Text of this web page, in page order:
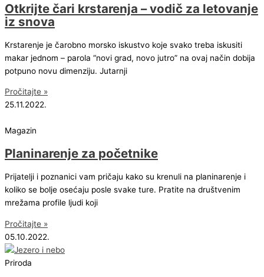
Otkrijte čari krstarenja – vodič za letovanje
iz snova
Krstarenje je čarobno morsko iskustvo koje svako treba iskusiti
makar jednom – parola “novi grad, novo jutro” na ovaj način dobija
potpuno novu dimenziju. Jutarnji
Pročitajte »
25.11.2022.
Magazin
Planinarenje za početnike
Prijatelji i poznanici vam pričaju kako su krenuli na planinarenje i
koliko se bolje osećaju posle svake ture. Pratite na društvenim
mrežama profile ljudi koji
Pročitajte »
05.10.2022.
Priroda